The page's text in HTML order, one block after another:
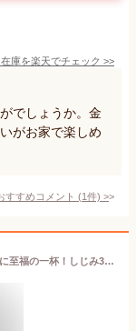
庫を楽天でチェック >>
でしょうか。金
がお家で楽しめ
すすめコメント (1件) >
【本格・しじみ汁 15食セット】飲み会の翌朝に至福の一杯！しじみ30g♪肝臓を大切に♪シジミの旨味をバランスよく引き立たせる「合わせみそ」の味噌汁(みそ汁)でこころとカラダにやさしさを【送料無料 島根県産 蜆 シジミ 寒しじみ 土用しじみ】